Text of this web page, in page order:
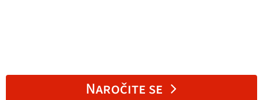
Naročite se